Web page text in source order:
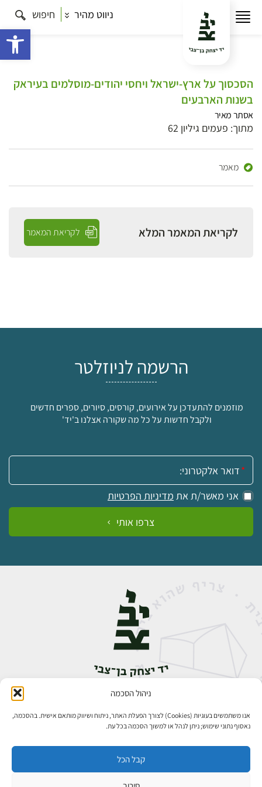
ניהול הסכמה
אנו משתמשים בעוגיות (Cookies) לצורך הפעלת האתר, ניתוח ושיווק מותאם אישית. בהסכמה,
נאסוף נתוני שימוש; ניתן לנהל או למשוך הסכמה בכל עת.
קבל הכל
ניווט מהיר חיפוש
הסכסוך על ארץ-ישראל ויחסי יהודים-מוסלמים בעיראק
בשנות הארבעים
אסתר מאיר
מתוך: פעמים גיליון 62
מאמר
לקריאת המאמר המלא לקריאת המאמר
הרשמה לניוזלטר
מוזמנים להתעדכן על אירועים, קורסים, סיורים, ספרים חדשים
ולקבל חדשות על כל מה שקורה אצלנו ב'יד'
אימייל:
אני מאשר/ת את מדיניות הפרטיות
צרפו אותי
אבן גבירול 14, רחביה, ירושלים